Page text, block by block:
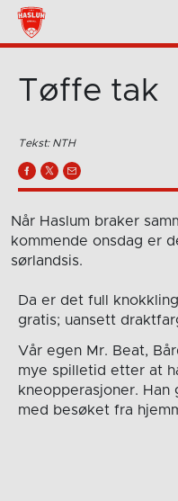
Tøffe tak
Tekst: NTH
Når Haslum braker
kommende onsdag er
sørlandsis.
Da er det full
gratis; uansett
Vår egen Mr. Beat,
mye spilletid etter at
kneopperasjoner.
med besøket fra